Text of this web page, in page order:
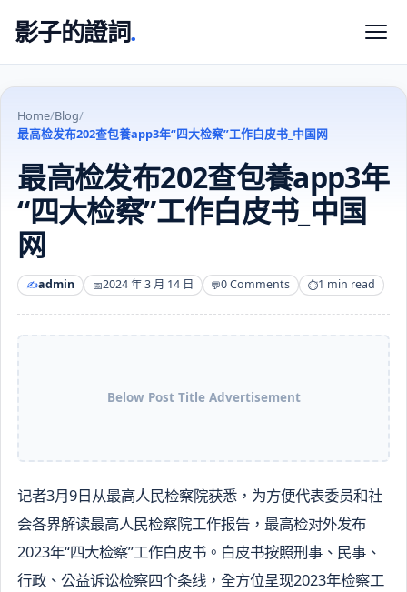
影子的證詞.
Home/Blog/
最高检发布202查包養app3年“四大检察”工作白皮书_中国网
最高检发布202查包養app3年
“四大检察”工作白皮书_中国
网
admin 2024 年 3 月 14 日 0 Comments 1 min read
Below Post Title Advertisement
记者3月9日从最高人民检察院获悉，为方便代表委员和社
会各界解读最高人民检察院工作报告，最高检对外发布
2023年“四大检察”工作白皮书。白皮书按照刑事、民事、
行政、公益诉讼检察四个条线，全方位呈现2023年检察工